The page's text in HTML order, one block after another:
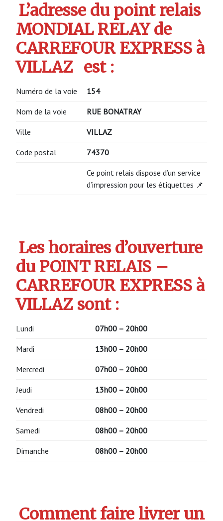
L’adresse du point relais
MONDIAL RELAY de
CARREFOUR EXPRESS à
VILLAZ est :
Numéro de la voie 154
Nom de la voie RUE BONATRAY
Ville VILLAZ
Code postal 74370
Ce point relais dispose d’un service
d’impression pour les étiquettes 📌
Les horaires d’ouverture
du POINT RELAIS –
CARREFOUR EXPRESS à
VILLAZ sont :
Lundi 07h00 – 20h00
Mardi 13h00 – 20h00
Mercredi 07h00 – 20h00
Jeudi 13h00 – 20h00
Vendredi 08h00 – 20h00
Samedi 08h00 – 20h00
Dimanche 08h00 – 20h00
Comment faire livrer un